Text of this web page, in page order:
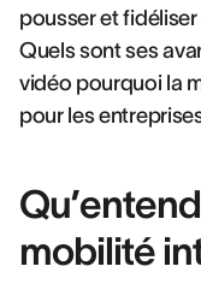
pousser et
Quels sont ses
vidéo pourquoi la
pour les
mobilité